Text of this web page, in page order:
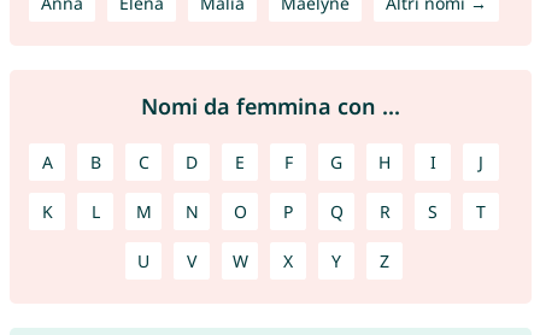
Nomi da femmina con ...
A B C D E F G H I J
K L M N O P Q R S T
U V W X Y Z